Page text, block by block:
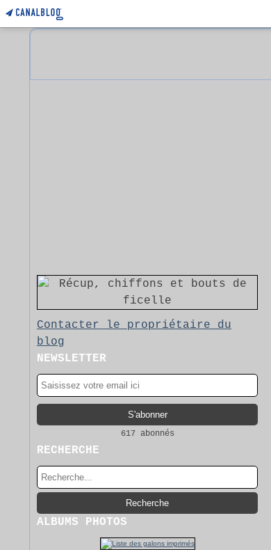
Contacter le propriétaire du
blog
NEWSLETTER
617 abonnés
RECHERCHE
ALBUMS PHOTOS